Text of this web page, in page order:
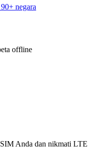
90+ negara
offline
Anda dan nikmati LTE